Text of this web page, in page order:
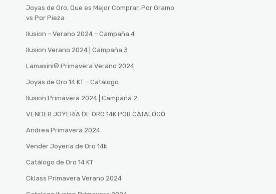
Joyas de Oro, Que es Mejor Comprar, Por Gramo
vs Por Pieza
Ilusion – Verano 2024 – Campaña 4
Ilusion Verano 2024 | Campaña 3
Lamasini®️ Primavera Verano 2024
Joyas de Oro 14 KT – Catálogo
Ilusion Primavera 2024 | Campaña 2
VENDER JOYERÍA DE ORO 14K POR CATALOGO
Andrea Primavera 2024
Vender Joyería de Oro 14k
Catálogo de Oro 14 KT
Cklass Primavera Verano 2024